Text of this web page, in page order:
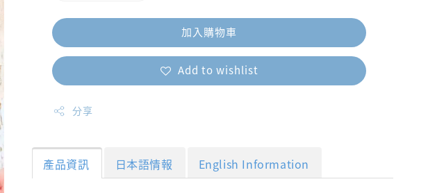
加入購物車
Add to wishlist
分享
產品資訊 日本語情報 English Information